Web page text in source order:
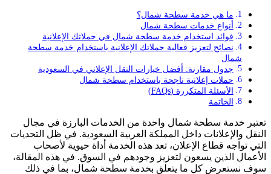
ما هي خدمة سطحة شمال؟
أنواع خدمات سطحة شمال
فوائد استخدام خدمة سطحة شمال في حملاتك الإعلانية
نصائح لتعزيز فعالية حملاتك الإعلانية باستخدام خدمة سطحة
شمال
جدول مقارنة: أفضل خيارات النقل الإعلاني في السعودية
حملات إعلانية ناجحة باستخدام سطحة شمال
الأسئلة المتكررة (FAQs)
الخاتمة
تعتبر خدمة سطحة شمال واحدة من الخدمات البارزة في مجال
النقل والإعلانات داخل المملكة العربية السعودية. في ظل التحديات
التي تواجه قطاع الإعلان، تعد هذه الخدمة أداة حيوية لأصحاب
الأعمال الذين يسعون لتعزيز وجودهم في السوق. في هذه المقالة،
سوف نستعرض كل ما يتعلق بخدمة سطحة شمال، بما في ذلك